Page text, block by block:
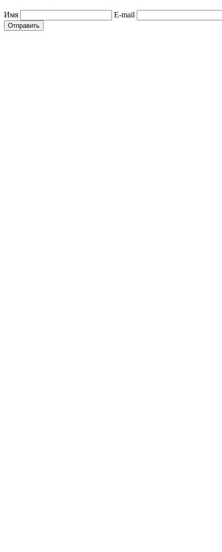
Имя E-mail